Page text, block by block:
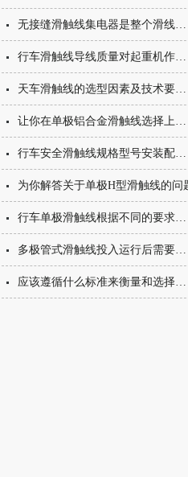
无接缝滑触线集电器是整个滑线系统中主要的部件之一
行车滑触线导线质量对起重机作业的影响？
天车滑触线的选型因素及技术要点有哪些？
让你在单极铝合金滑触线选择上不会犯错的小妙招
行车安全滑触线规格型号安装配件选型价格
为你解答关于单极H型滑触线的问
行车单极滑触线根据不同的要求，组装成不同极数
多极管式滑触线投入运行后需要做哪些保养
应该遵循什么标准来衡量和选择行车单极滑触线呢？